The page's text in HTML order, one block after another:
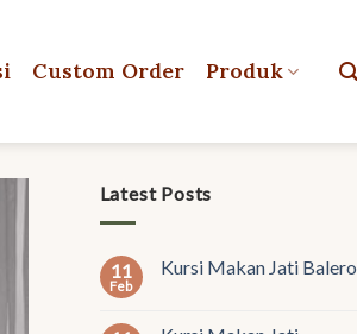
Custom Order Produk
Latest Posts
11
Feb
Kursi Makan Jati Balero